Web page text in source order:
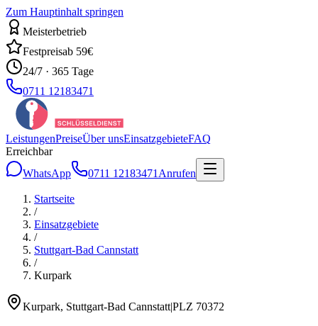
Zum Hauptinhalt springen
Meisterbetrieb
Festpreisab 59€
24/7 · 365 Tage
0711 12183471
LeistungenPreiseÜber unsEinsatzgebieteFAQ
Erreichbar
WhatsApp
0711 12183471 Anrufen
Startseite
/
Einsatzgebiete
/
Stuttgart-Bad Cannstatt
/
Kurpark
Kurpark, Stuttgart-Bad Cannstatt|PLZ 70372